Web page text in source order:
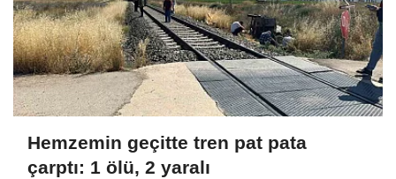
Hemzemin geçitte tren pat pata
çarptı: 1 ölü, 2 yaralı